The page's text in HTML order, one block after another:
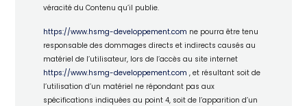
véracité du Contenu qu’il publie.
https://www.hsmg-developpement.com ne pourra être tenu
responsable des dommages directs et indirects causés au
matériel de l’utilisateur, lors de l’accès au site internet
https://www.hsmg-developpement.com , et résultant soit de
l’utilisation d’un matériel ne répondant pas aux
spécifications indiquées au point 4, soit de l’apparition d’un